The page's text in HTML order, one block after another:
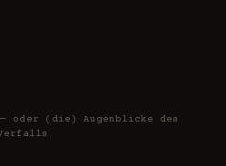
oder (die) Augenblicke des